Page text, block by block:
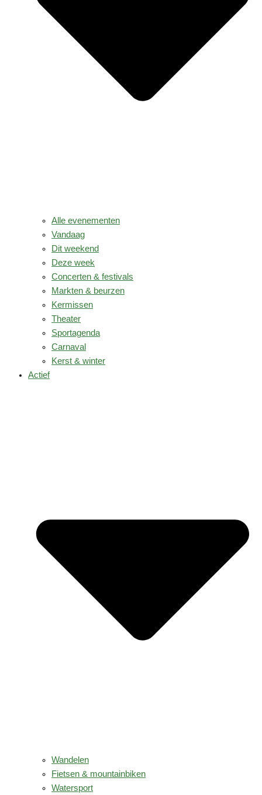
Alle evenementen
Vandaag
Dit weekend
Deze week
Concerten & festivals
Markten & beurzen
Kermissen
Theater
Sportagenda
Carnaval
Kerst & winter
Actief
Wandelen
Fietsen & mountainbiken
Watersport